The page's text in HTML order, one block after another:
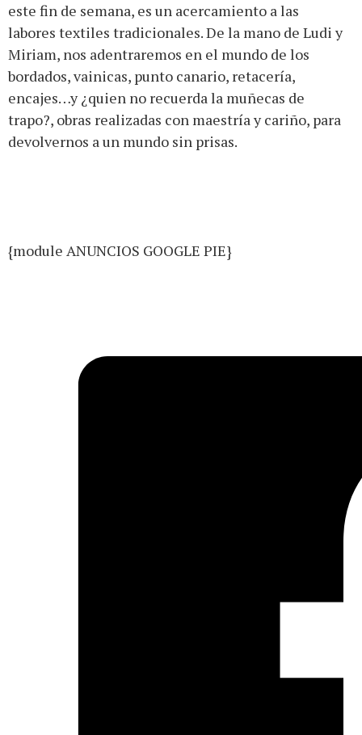
este fin de semana, es un acercamiento a las
labores textiles tradicionales. De la mano de Ludi y
Miriam, nos adentraremos en el mundo de los
bordados, vainicas, punto canario, retacería,
encajes…y ¿quien no recuerda la muñecas de
trapo?, obras realizadas con maestría y cariño, para
devolvernos a un mundo sin prisas.
{module ANUNCIOS GOOGLE PIE}